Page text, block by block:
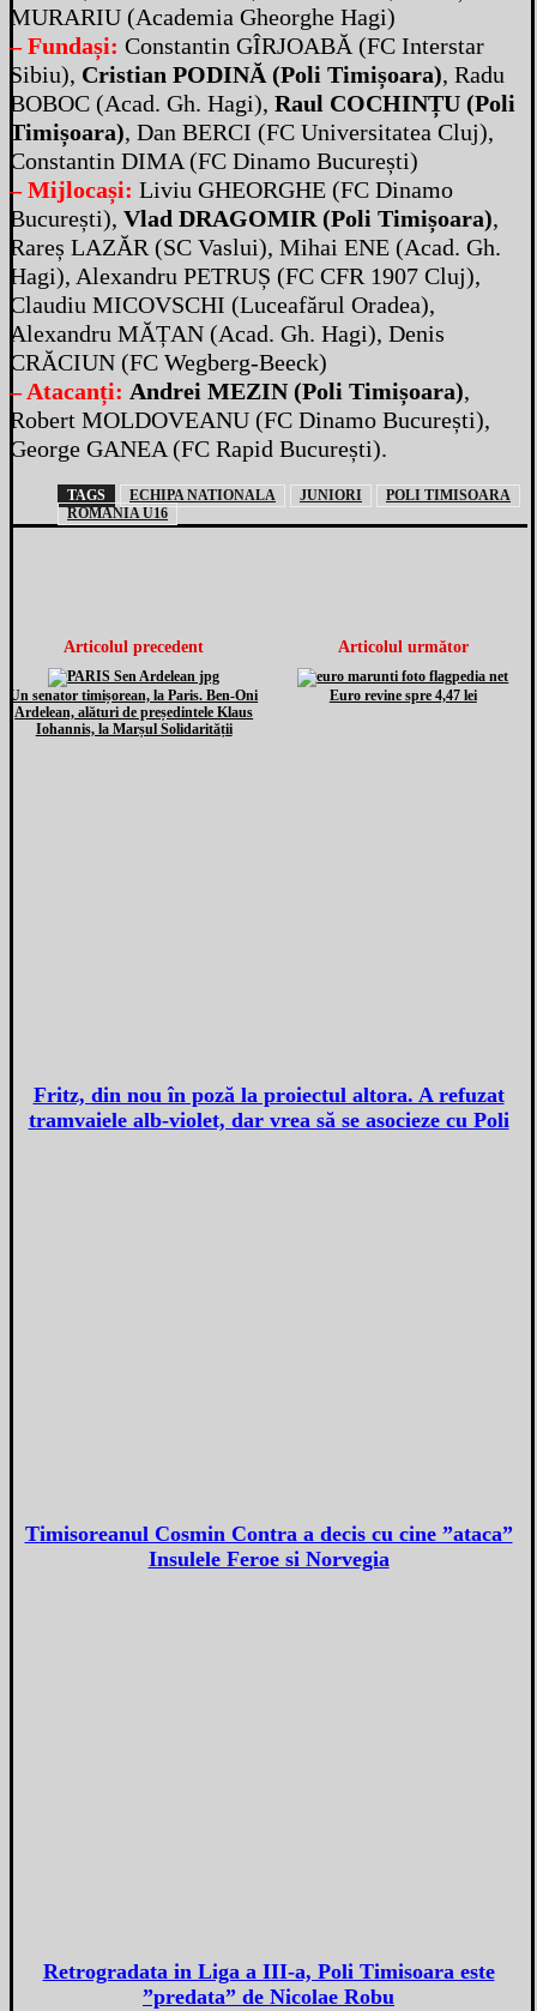
MURARIU (Academia Gheorghe Hagi)
– Fundași: Constantin GÎRJOABĂ (FC Interstar
Sibiu), Cristian PODINĂ (Poli Timișoara), Radu
BOBOC (Acad. Gh. Hagi), Raul COCHINȚU (Poli
Timișoara), Dan BERCI (FC Universitatea Cluj),
Constantin DIMA (FC Dinamo București)
– Mijlocași: Liviu GHEORGHE (FC Dinamo
București), Vlad DRAGOMIR (Poli Timișoara),
Rareș LAZĂR (SC Vaslui), Mihai ENE (Acad. Gh.
Hagi), Alexandru PETRUȘ (FC CFR 1907 Cluj),
Claudiu MICOVSCHI (Luceafărul Oradea),
Alexandru MĂȚAN (Acad. Gh. Hagi), Denis
CRĂCIUN (FC Wegberg-Beeck)
– Atacanți: Andrei MEZIN (Poli Timișoara),
Robert MOLDOVEANU (FC Dinamo București),
George GANEA (FC Rapid București).
TAGS ECHIPA NATIONALA JUNIORI
POLI TIMISOARA
ROMANIA U16
Articolul precedent
Un senator timișorean, la Paris. Ben-Oni
Ardelean, alături de președintele Klaus
Iohannis, la Marșul Solidarității
Articolul următor
Euro revine spre 4,47 lei
Fritz, din nou în poză la proiectul altora. A refuzat
tramvaiele alb-violet, dar vrea să se asocieze cu Poli
Timisoreanul Cosmin Contra a decis cu cine ”ataca”
Insulele Feroe si Norvegia
Retrogradata in Liga a III-a, Poli Timisoara este
”predata” de Nicolae Robu